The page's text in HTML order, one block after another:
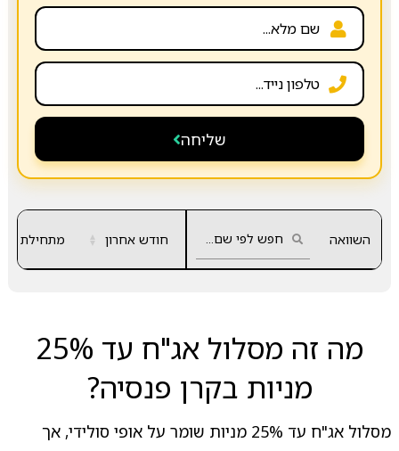
שליחה
השוואה חודש אחרון ▲
▼ מתחילת
מה זה מסלול אג"ח עד 25%
מניות בקרן פנסיה?
מסלול אג"ח עד 25% מניות שומר על אופי סולידי, אך